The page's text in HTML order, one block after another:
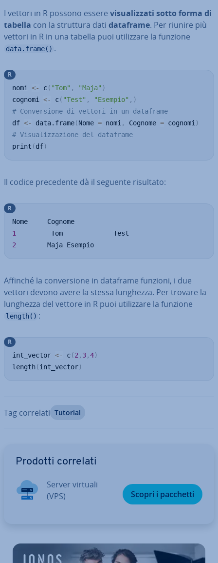
I vettori in R possono essere vi­sua­liz­za­ti sotto forma di
tabella con la struttura dati dataframe. Per riunire più
vettori in R in una tabella puoi uti­liz­za­re la funzione
data.frame() .
nomi <- c( "Tom" , "Maja" )
cognomi <- c( "Test" , "Esempio" , )
# Conversione di vettori in un dataframe
df <- data.frame(Nome = nomi , Cognome = cognomi )
# Visualizzazione del dataframe
print (df)
R
Il codice pre­ce­den­te dà il seguente risultato:
1
2
        Maja Esempio
R
Affinché la con­ver­sio­ne in dataframe funzioni, i due
vettori devono avere la stessa lunghezza. Per trovare la
lunghezza del vettore in R puoi uti­liz­za­re la funzione
length() :
int_vector <- c(2 , 3,4)
length(int_vector)
R
Tag correlati Tutorial
Prodotti correlati
Server virtuali
(VPS)
Scopri i pacchetti